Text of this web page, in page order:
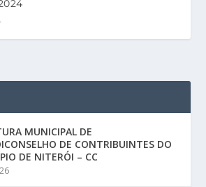
MUNICIPAL DE
DE CONTRIBUINTES DO
DE NITERÓI – CC